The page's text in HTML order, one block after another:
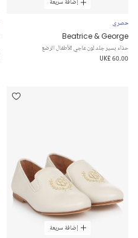
إضافة سريعة
حصري
Beatrice & George
حذاء بسير جلد لون عاجي للأطفال الرضع
UK£ 60.00
إضافة سريعة